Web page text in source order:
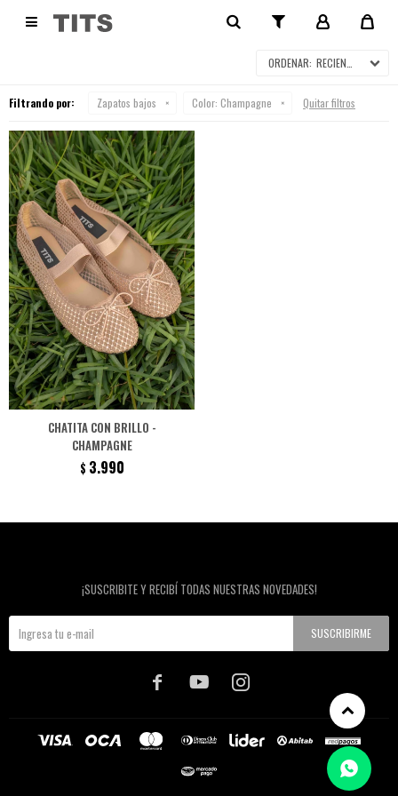
 ZAPATOS BAJOS
RECIENTES
Filtrando por: Zapatos bajos Color: Champagne Quitar filtros
CHATITA CON BRILLO -
CHAMPAGNE
$ 3.990
¡SUSCRIBITE Y RECIBÍ TODAS NUESTRAS NOVEDADES!
SUSCRIBIRME
  